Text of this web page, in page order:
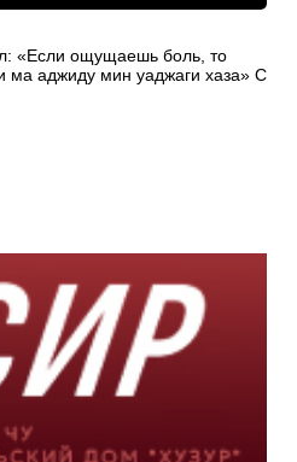
«Если ощущаешь боль, то